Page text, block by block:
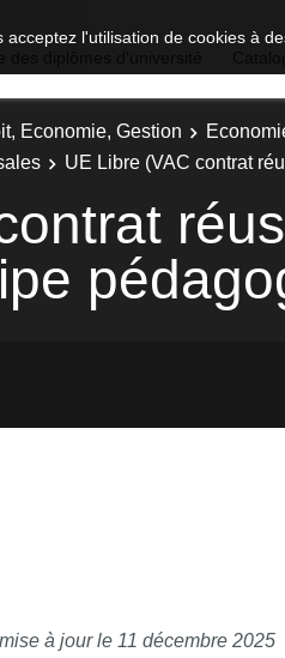
l'utilisation de cookies à
Economie, Gestion
UE Libre (VAC contrat
à jour le 11 décembre 2025